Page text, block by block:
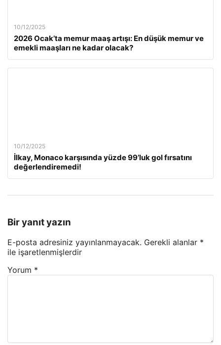
10/12/2025
2026 Ocak’ta memur maaş artışı: En düşük memur ve
emekli maaşları ne kadar olacak?
10/12/2025
İlkay, Monaco karşısında yüzde 99’luk gol fırsatını
değerlendiremedi!
Bir yanıt yazın
E-posta adresiniz yayınlanmayacak. Gerekli alanlar *
ile işaretlenmişlerdir
Yorum *